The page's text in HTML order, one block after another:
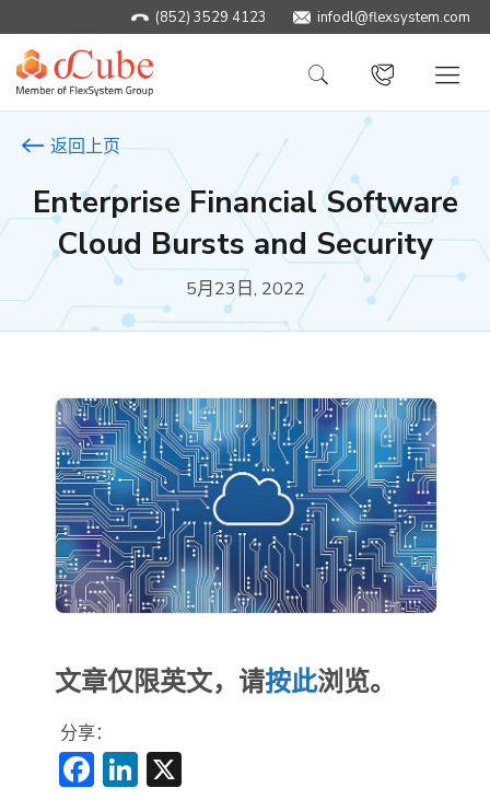
(852) 3529 4123 infodl@flexsystem.com
返回上页
Enterprise Financial Software
Cloud Bursts and Security
5月23日, 2022
文章仅限英文，请按此浏览。
分享：
Facebook
LinkedIn